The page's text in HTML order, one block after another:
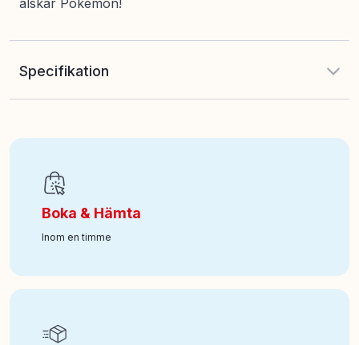
älskar Pokémon!
Specifikation
Art nr:100-36109675
Boka & Hämta
Inom en timme